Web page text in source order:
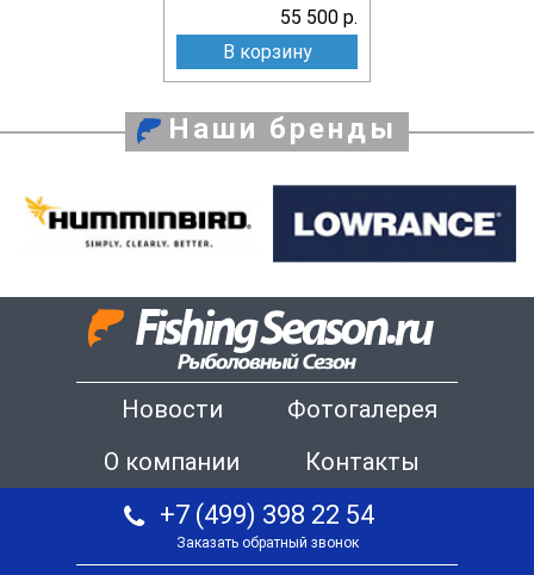
55 500 р.
В корзину
Наши бренды
Новости
Фотогалерея
О компании
Контакты
+7 (499) 398 22 54
Заказать обратный звонок